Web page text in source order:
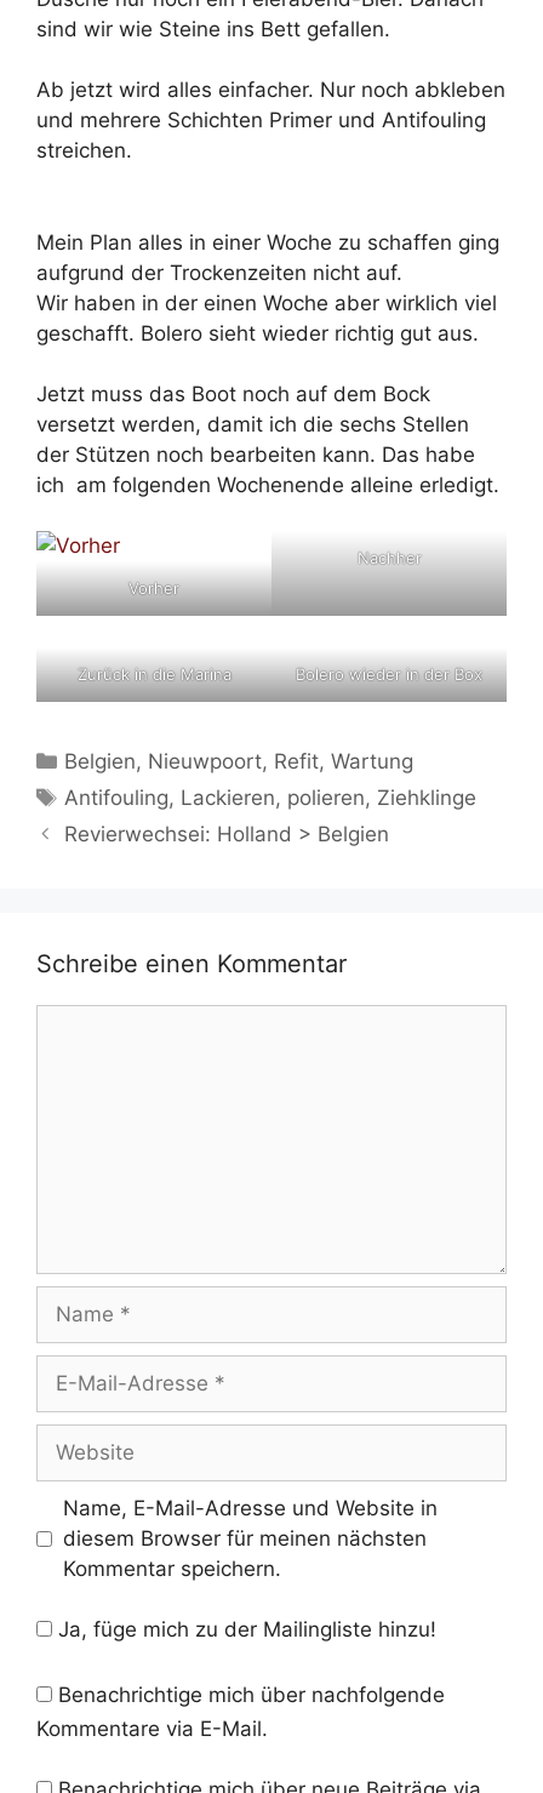
sind wir wie Steine ins Bett gefallen.
Ab jetzt wird alles einfacher. Nur noch abkleben
und mehrere Schichten Primer und Antifouling
streichen.
Mein Plan alles in einer Woche zu schaffen ging
aufgrund der Trockenzeiten nicht auf.
Wir haben in der einen Woche aber wirklich viel
geschafft. Bolero sieht wieder richtig gut aus.
Jetzt muss das Boot noch auf dem Bock
versetzt werden, damit ich die sechs Stellen
der Stützen noch bearbeiten kann. Das habe
ich am folgenden Wochenende alleine erledigt.
Vorher
Nachher
Zurück in die Marina Bolero wieder in der Box
Kategorien
Belgien, Nieuwpoort, Refit,Wartung
Schlagwörter
Antifouling, Lackieren, polieren, Ziehklinge
Revierwechsei: Holland > Belgien
Schreibe einen Kommentar
Mail-
Adresse
Name, E-Mail-Adresse und Website in
diesem Browser für meinen nächsten
Kommentar speichern.
Ja, füge mich zu der Mailingliste hinzu!
Benachrichtige mich über nachfolgende
Kommentare via E-Mail.